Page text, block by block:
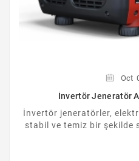
Oct
İnvertör Jeneratör
İnvertör jeneratörler,
stabil ve temiz bir şekilde